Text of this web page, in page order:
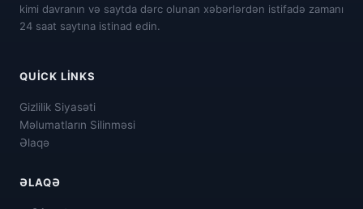
kimi davranın və saytda dərc olunan xəbərlərdən istifadə zamanı
24 saat saytına istinad edin.
QUICK LINKS
Gizlilik Siyasəti
Məlumatların Silinməsi
Əlaqə
ƏLAQƏ